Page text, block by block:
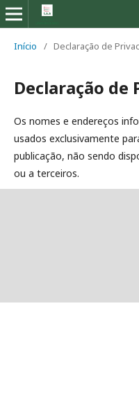
Início / Declaração de
Declaração de
Os nomes e endereços
usados exclusivamente
publicação, não sendo
ou a terceiros.